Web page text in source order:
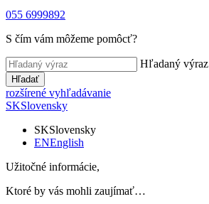
055 6999892
S čím vám môžeme pomôcť?
Hľadaný výraz
Hľadať
rozšírené vyhľadávanie
SKSlovensky
SKSlovensky
ENEnglish
Užitočné informácie,
Ktoré by vás mohli zaujímať…